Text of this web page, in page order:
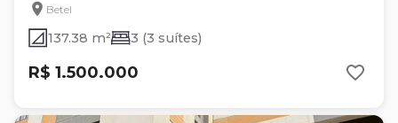
Betel
137.38 m² 3 (3 suítes)
R$ 1.500.000